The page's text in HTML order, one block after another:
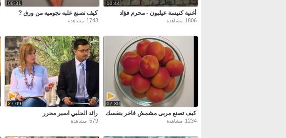
10:44
أغنية كنيسة عيلبون - محرم فؤاد
1806 مشاهدة
08:31
كيف تصنع علبه نجوميه من ورق ?
1743 مشاهدة
07:30
كيف تصنع مربى مشمش فاخر بنفسك
1234 مشاهدة
27:09
رائد الحلبي اسير محرر
579 مشاهدة